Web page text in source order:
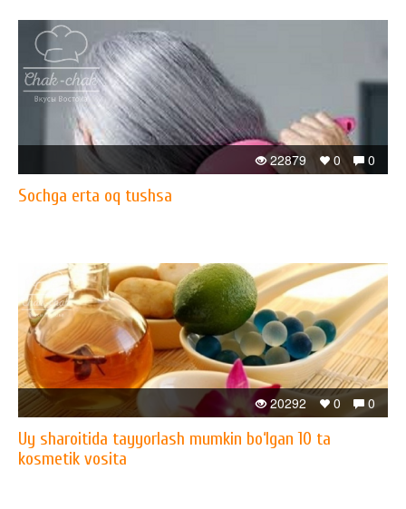
0
0
22879
Sochga erta oq tushsa
0
0
20292
Uy sharoitida tayyorlash mumkin bo‘lgan 10 ta
kosmetik vosita